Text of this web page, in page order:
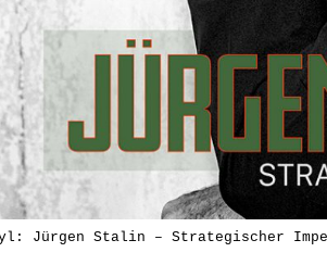
Jürgen Stalin – Strategischer